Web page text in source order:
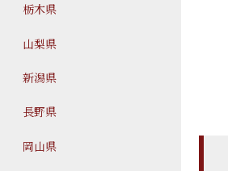
栃木県
山梨県
新潟県
長野県
岡山県